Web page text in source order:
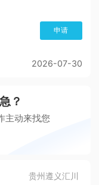
申请
2026-07-30
？
主动来找您
贵州遵义汇川